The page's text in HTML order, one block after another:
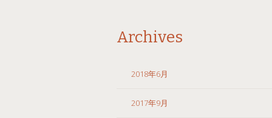
Archives
2018年6月
2017年9月